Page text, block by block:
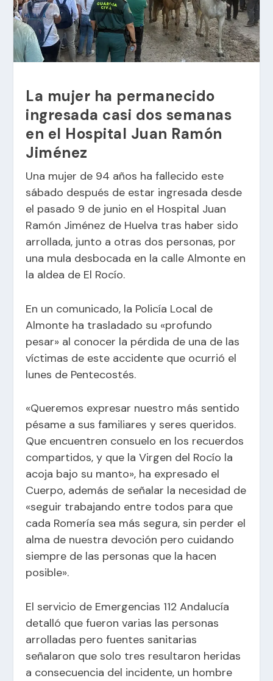
La mujer ha permanecido
ingresada casi dos semanas
en el Hospital Juan Ramón
Jiménez
Una mujer de 94 años ha fallecido este
sábado después de estar ingresada desde
el pasado 9 de junio en el Hospital Juan
Ramón Jiménez de Huelva tras haber sido
arrollada, junto a otras dos personas, por
una mula desbocada en la calle Almonte en
la aldea de El Rocío.
En un comunicado, la Policía Local de
Almonte ha trasladado su «profundo
pesar» al conocer la pérdida de una de las
víctimas de este accidente que ocurrió el
lunes de Pentecostés.
«Queremos expresar nuestro más sentido
pésame a sus familiares y seres queridos.
Que encuentren consuelo en los recuerdos
compartidos, y que la Virgen del Rocío la
acoja bajo su manto», ha expresado el
Cuerpo, además de señalar la necesidad de
«seguir trabajando entre todos para que
cada Romería sea más segura, sin perder el
alma de nuestra devoción pero cuidando
siempre de las personas que la hacen
posible».
El servicio de Emergencias 112 Andalucía
detalló que fueron varias las personas
arrolladas pero fuentes sanitarias
señalaron que solo tres resultaron heridas
a consecuencia del incidente, un hombre